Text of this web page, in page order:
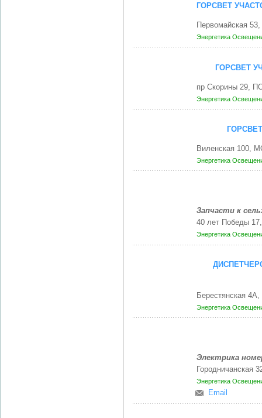
ГОРСВЕТ
Первомайская
Энергетика
ГОРСВЕТ
пр Скорины 29,
Энергетика
Виленская 100,
Энергетика
Запчасти к
40 лет Победы
Энергетика
Берестянская
Энергетика
Электрика
Городничанская
Энергетика
Email